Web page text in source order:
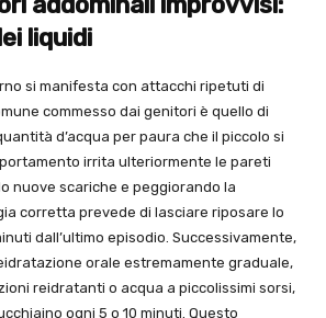
liquidi
si manifesta con attacchi ripetuti di
commesso dai genitori è quello di
d’acqua per paura che il piccolo si
irrita ulteriormente le pareti
nuove scariche e peggiorando la
corretta prevede di lasciare riposare lo
dall’ultimo episodio. Successivamente,
orale estremamente graduale,
reidratanti o acqua a piccolissimi sorsi,
ogni 5 o 10 minuti. Questo